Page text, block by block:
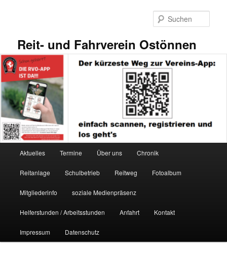
Reit- und Fahrverein Ostönnen
Aktuelles Termine Über uns Chronik
Reitanlage Schulbetrieb Reitweg Fotoalbum
Mitgliederinfo soziale Medienpräsenz
Helferstunden / Arbeitsstunden Anfahrt Kontakt
Impressum Datenschutz